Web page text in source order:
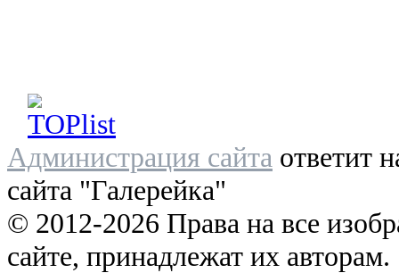
Администрация сайта ответит
сайта "Галерейка"
© 2012-2026 Права на все
сайте, принадлежат их авторам.